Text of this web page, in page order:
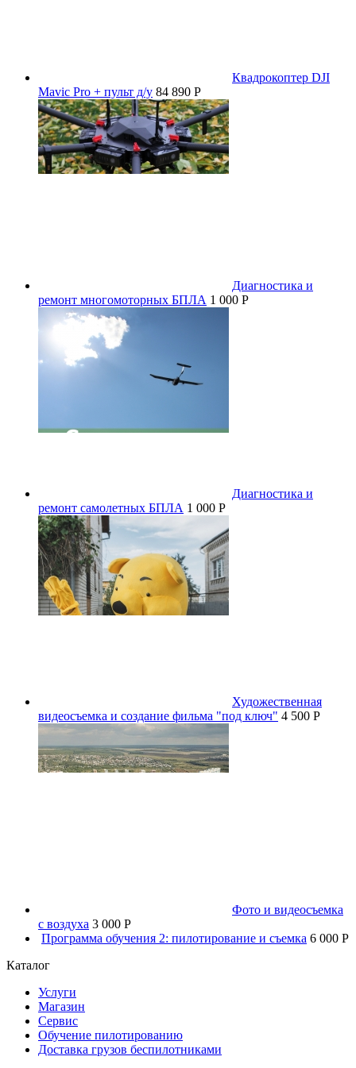
Квадрокоптер DJI
Mavic Pro + пульт д/у 84 890 P
Диагностика и
ремонт многомоторных БПЛА 1 000 P
Диагностика и
ремонт самолетных БПЛА 1 000 P
Художественная
видеосъемка и создание фильма "под ключ" 4 500 P
Фото и видеосъемка
с воздуха 3 000 P
Программа обучения 2: пилотирование и съемка 6 000 P
Каталог
Услуги
Магазин
Сервис
Обучение пилотированию
Доставка грузов беспилотниками